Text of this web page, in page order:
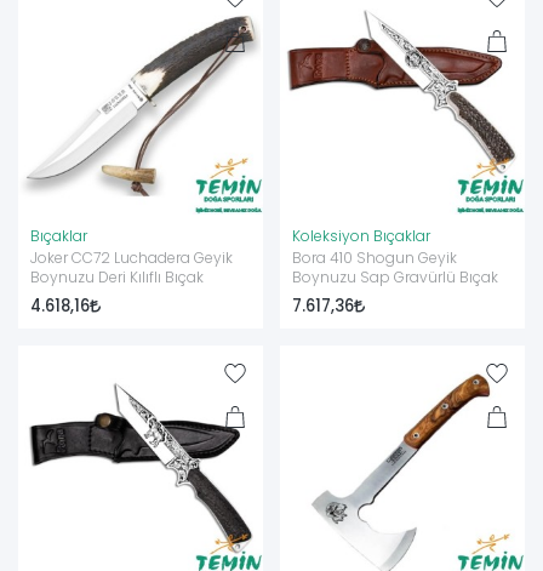
Bıçaklar
Joker CC72 Luchadera Geyik
Boynuzu Deri Kılıflı Bıçak
4.618,16
Koleksiyon Bıçaklar
Bora 410 Shogun Geyik
Boynuzu Sap Gravürlü Bıçak
7.617,36